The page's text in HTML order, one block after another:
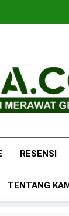
RESENSI
TENTANG